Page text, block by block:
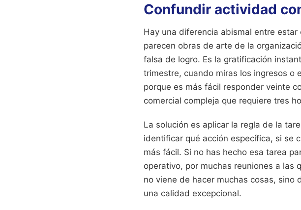
Confundir actividad
Hay una diferencia abismal entre
parecen obras de arte de la
falsa de logro. Es la gratificación
trimestre, cuando miras los ingresos o
porque es más fácil responder veinte
comercial compleja que requiere tres
La solución es aplicar la regla de la
identificar qué acción específica, si se
más fácil. Si no has hecho esa tarea
operativo, por muchas reuniones a las
no viene de hacer muchas cosas, sino
una calidad excepcional.